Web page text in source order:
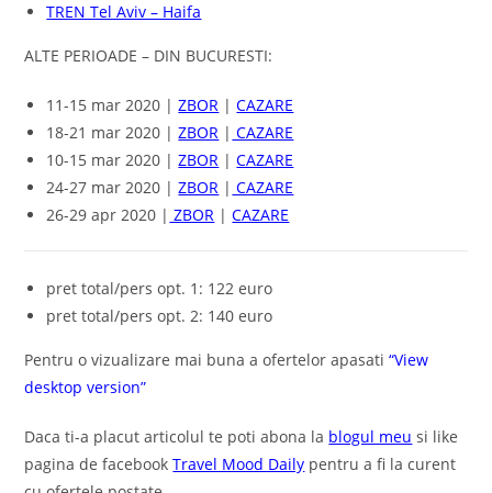
TREN Tel Aviv – Haifa
ALTE PERIOADE – DIN BUCURESTI:
11-15 mar 2020 |ZBOR |CAZARE
18-21 mar 2020 |ZBOR | CAZARE
10-15 mar 2020 |ZBOR |CAZARE
24-27 mar 2020 |ZBOR | CAZARE
26-29 apr 2020 | ZBOR |CAZARE
pret total/pers opt. 1: 122 euro
pret total/pers opt. 2: 140 euro
Pentru o vizualizare mai buna a ofertelor apasati“View
desktop version”
Daca ti-a placut articolul te poti abona la blogul meu si like
pagina de facebookTravel Mood Daily pentru a fi la curent